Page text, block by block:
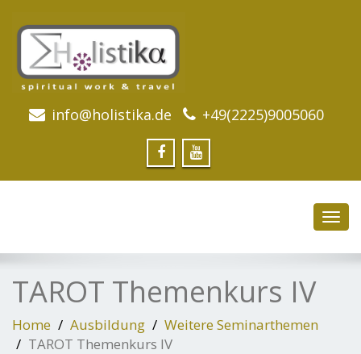
info@holistika.de +49(2225)9005060
TAROT Themenkurs IV
Home Ausbildung
Weitere Seminarthemen
TAROT Themenkurs IV